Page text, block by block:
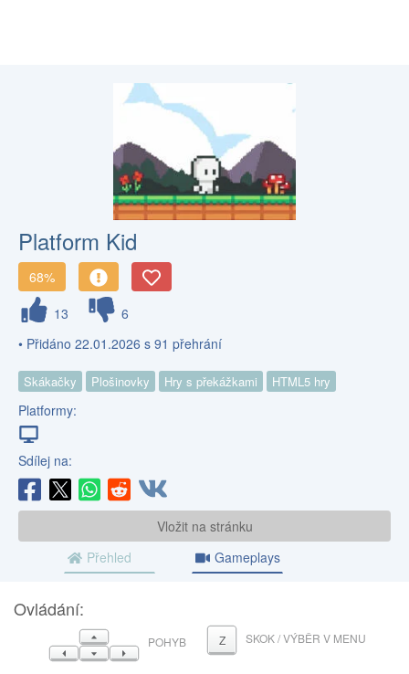
Platform Kid
68%
13
6
• Přidáno 22.01.2026 s 91 přehrání
Skákačky Plošinovky Hry s překážkami HTML5 hry
Platformy:
Sdílej na:
Vložit na stránku
Přehled
Gameplays
Ovládání:
NAHORU
VLEVODOLŮVPRAVO
POHYB Z SKOK / VÝBĚR V MENU